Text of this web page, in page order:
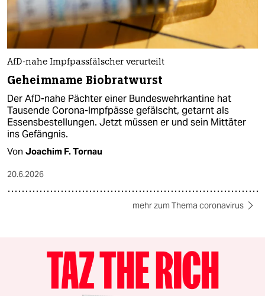
AfD-nahe Impfpassfälscher verurteilt
Geheimname Biobratwurst
Der AfD-nahe Pächter einer Bundeswehrkantine hat
Tausende Corona-Impfpässe gefälscht, getarnt als
Essensbestellungen. Jetzt müssen er und sein Mittäter
ins Gefängnis.
Von Joachim F. Tornau
20.6.2026
mehr zum Thema coronavirus